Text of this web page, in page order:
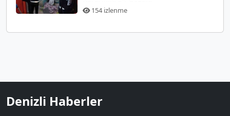
154 izlenme
Denizli Haberler